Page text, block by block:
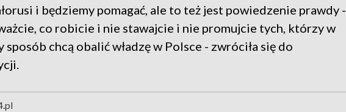
i będziemy pomagać, ale to też jest powiedzenie prawdy -
co robicie i nie stawajcie i nie promujcie tych, którzy w
chcą obalić władzę w Polsce - zwróciła się do